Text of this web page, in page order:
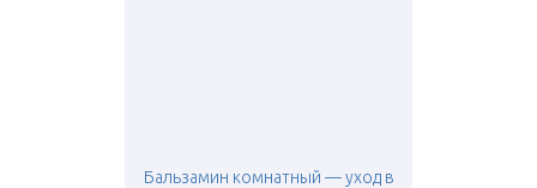
Бальзамин комнатный — уход в